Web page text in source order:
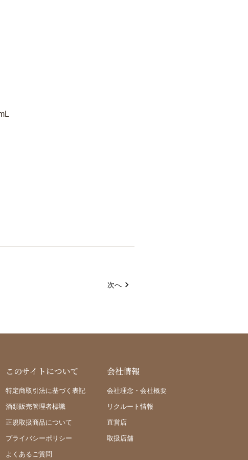
次へ
このサイトについて
特定商取引法に基づく表記
酒類販売管理者標識
正規取扱商品について
プライバシーポリシー
よくあるご質問
会社情報
会社理念・会社概要
リクルート情報
直営店
取扱店舗